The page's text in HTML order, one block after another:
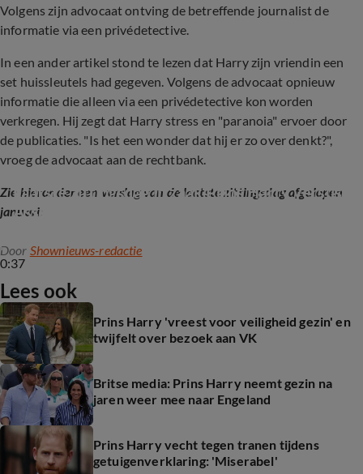
Volgens zijn advocaat ontving de betreffende journalist de
informatie via een privédetective.
In een ander artikel stond te lezen dat Harry zijn vriendin een
set huissleutels had gegeven. Volgens de advocaat opnieuw
informatie die alleen via een privédetective kon worden
verkregen. Hij zegt dat Harry stress en "paranoia" ervoer door
de publicaties. "Is het een wonder dat hij er zo over denkt?",
vroeg de advocaat aan de rechtbank.
Zie hieronder een verslag van de laatste zittingsdag afgelopen
januari:
0:37
Laatste zittingsdag in zaak Prins Harry versus
Associated Newspapers
Door Shownieuws-redactie
Lees ook
Prins Harry 'vreest voor veiligheid gezin' en
twijfelt over bezoek aan VK
Britse media: Prins Harry neemt gezin na
jaren weer mee naar Engeland
Prins Harry vecht tegen tranen tijdens
getuigenverklaring: 'Miserabel'